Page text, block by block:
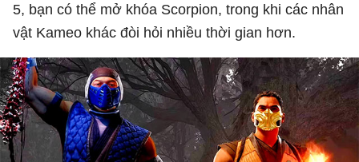
5, bạn có thể mở khóa Scorpion, trong khi các nhân
vật Kameo khác đòi hỏi nhiều thời gian hơn.